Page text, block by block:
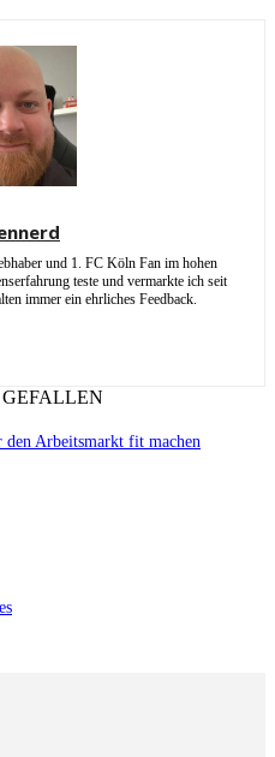
und 1. FC Köln Fan im hohen
teste und vermarkte ich seit
immer ein ehrliches Feedback.
den Arbeitsmarkt fit machen